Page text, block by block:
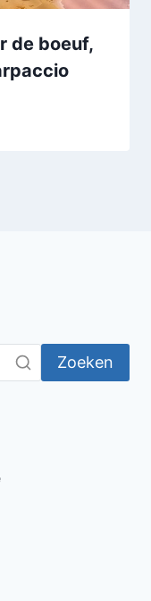
de boeuf,
Zoeken